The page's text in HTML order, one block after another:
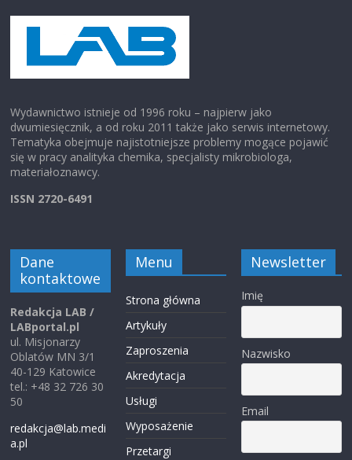
Wydawnictwo istnieje od 1996 roku – najpierw jako
dwumiesięcznik, a od roku 2011 także jako serwis internetowy.
Tematyka obejmuje najistotniejsze problemy mogące pojawić
się w pracy analityka chemika, specjalisty mikrobiologa,
materiałoznawcy.
ISSN 2720-6491
Dane
kontaktowe
Redakcja LAB /
LABportal.pl
ul. Misjonarzy
Oblatów MN 3/1
40-129 Katowice
tel.: +48 32 726 30
50
redakcja@lab.medi
a.pl
Menu
Strona główna
Artykuły
Zaproszenia
Akredytacja
Usługi
Wyposażenie
Przetargi
Newsletter
Imię
Nazwisko
Email